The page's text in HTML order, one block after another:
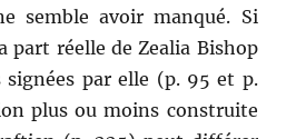
semble avoir manqué. Si
part réelle de Zealia Bishop
signées par elle (p. 95 et p.
plus ou moins construite